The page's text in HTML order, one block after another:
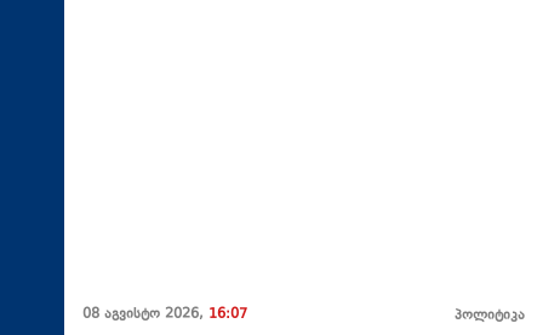
08 აგვისტო 2026, 16:07 პოლიტიკა